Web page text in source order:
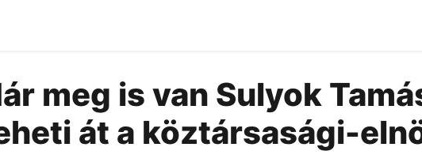
meg is van Sulyok
át a köztársasági-